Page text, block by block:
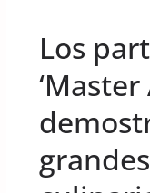
Los
‘Master